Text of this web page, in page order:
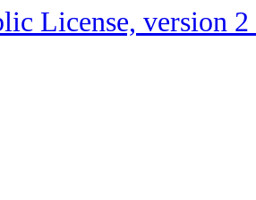
License, version